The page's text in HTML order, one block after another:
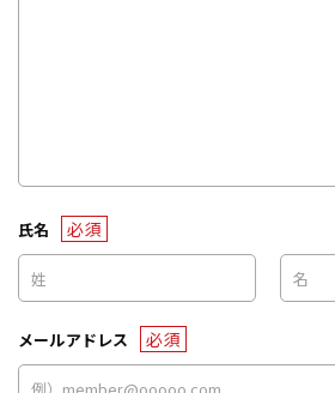
氏名 必須
メールアドレス 必須